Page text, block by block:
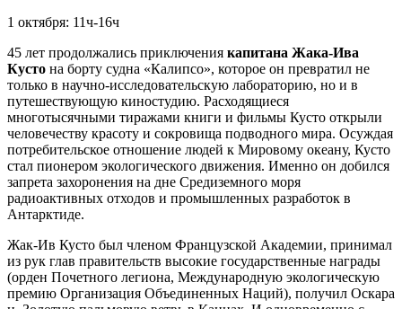
1 октября: 11ч-16ч
45 лет продолжались приключения капитана Жака-Ива
Кусто на борту судна «Калипсо», которое он превратил не
только в научно-исследовательскую лабораторию, но и в
путешествующую киностудию. Расходящиеся
многотысячными тиражами книги и фильмы Кусто открыли
человечеству красоту и сокровища подводного мира. Осуждая
потребительское отношение людей к Мировому океану, Кусто
стал пионером экологического движения. Именно он добился
запрета захоронения на дне Средиземного моря
радиоактивных отходов и промышленных разработок в
Антарктиде.
Жак-Ив Кусто был членом Французской Академии, принимал
из рук глав правительств высокие государственные награды
(орден Почетного легиона, Международную экологическую
премию Организация Объединенных Наций), получил Оскара